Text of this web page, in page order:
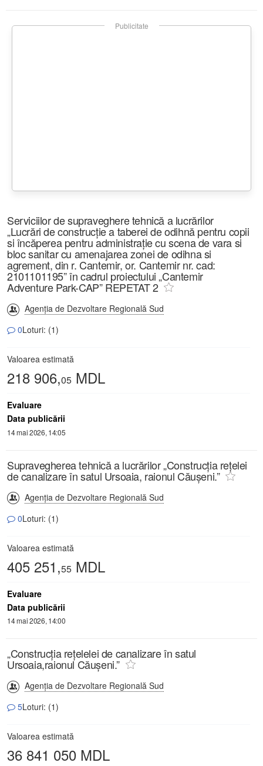
Publicitate
Serviciilor de supraveghere tehnică a lucrărilor
„Lucrări de construcție a taberei de odihnă pentru copii
si încăperea pentru administrație cu scena de vara si
bloc sanitar cu amenajarea zonei de odihna si
agrement, din r. Cantemir, or. Cantemir nr. cad:
2101101195” în cadrul proiectului „Cantemir
Adventure Park-CAP” REPETAT 2
Agenția de Dezvoltare Regională Sud
0Loturi: (1)
Valoarea estimată
218 906,05 MDL
Evaluare
Data publicării
14 mai 2026, 14:05
Supravegherea tehnică a lucrărilor „Construcția rețelei
de canalizare în satul Ursoaia, raionul Căușeni.”
Agenția de Dezvoltare Regională Sud
0Loturi: (1)
Valoarea estimată
405 251,55 MDL
Evaluare
Data publicării
14 mai 2026, 14:00
„Construcția rețelelei de canalizare în satul
Ursoaia,raionul Căușeni.”
Agenția de Dezvoltare Regională Sud
5Loturi: (1)
Valoarea estimată
36 841 050 MDL